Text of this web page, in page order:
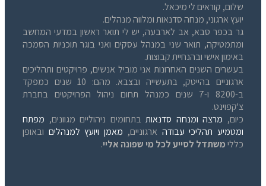
שלום, קוראים לי מיכאל.
יועץ ארגוני, מנחה סדנאות ומלווה מנהלים.
גר בכפר סבא, אב לארבעה, יש לי תואר ראשון במדעי המחשב
ומתמטיקה, תואר שני במנהל עסקים ואני בוגר תוכניות הסמכה
באימון אישי ובהנחיית קבוצות.
בעשרים השנים האחרונות אני מוביל אנשים, פרויקטים ותהליכים
ארגוניים בהייטק, בתעשייה ובצבא. מהם: 10 שנים כמפקד
ב-8200 ו-7 שנים כמנהל תחום ניהול הפרויקטים בחברת
צ'קפוינט.
כיום, מרצה ומנחה סדנאותבתחומים ניהוליים מגוונים, מפתח
ומטמיע תהליכי עבודה ארגוניים, מאמן ויועץ למנהלים ובאופן
כללימשתדל לסייע לכל מי שפונה אליי.